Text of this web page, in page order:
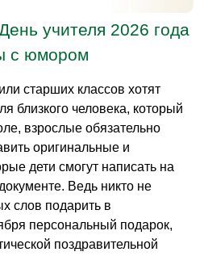
учителя 2026 года
с юмором
старших классов хотят
близкого человека, который
взрослые обязательно
оригинальные и
дети смогут написать на
Ведь никто не
слов подарить в
персональный подарок,
поздравительной